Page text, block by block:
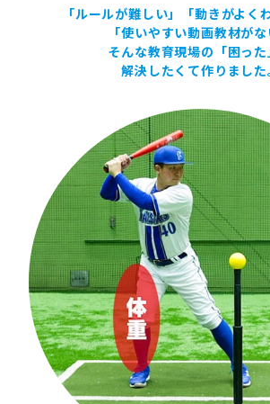
「ルールが難しい」「動きがよく
「使いやすい動画教材がな
そんな教育現場の「困った
解決したくて作りました